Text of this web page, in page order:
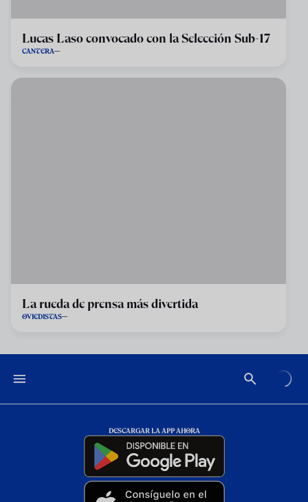
Lucas Laso convocado con la Selección Sub-17
CANTERA
La rueda de prensa más divertida
OVIEDISTAS
DESCARGAR LA APP AHORA